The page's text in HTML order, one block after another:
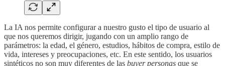
La IA nos permite configurar a nuestro gusto el tipo de usuario al
que nos queremos dirigir, jugando con un amplio rango de
parámetros: la edad, el género, estudios, hábitos de compra, estilo de
vida, intereses y preocupaciones, etc. En este sentido, los usuarios
sintéticos no son muy diferentes de las buyer personas que se